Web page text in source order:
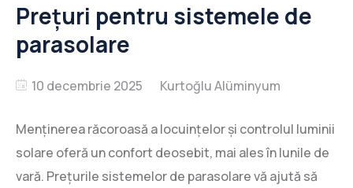
Prețuri pentru sistemele de
parasolare
10 decembrie 2025
Menținerea răcoroasă a locuințelor și controlul luminii
solare oferă un confort deosebit, mai ales în lunile de
vară. Prețurile sistemelor de parasolare vă ajută să